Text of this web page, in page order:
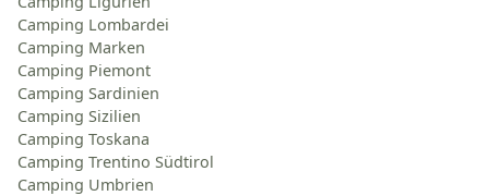
Camping Lombardei
Camping Marken
Camping Piemont
Camping Sardinien
Camping Sizilien
Camping Toskana
Camping Trentino Südtirol
Camping Umbrien